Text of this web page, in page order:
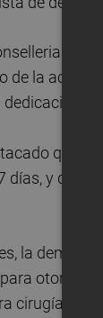
de
de la
dedicación
que
días, y dos
la demora
cirugía